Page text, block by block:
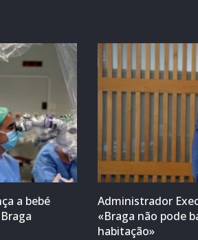
a bebé
Administrador
«Braga não pode
habitação»